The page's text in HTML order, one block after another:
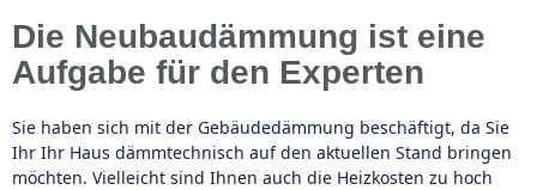
Die Neubaudämmung ist eine
Aufgabe für den Experten
Sie haben sich mit der Gebäudedämmung beschäftigt, da Sie
Ihr Ihr Haus dämmtechnisch auf den aktuellen Stand bringen
möchten. Vielleicht sind Ihnen auch die Heizkosten zu hoch